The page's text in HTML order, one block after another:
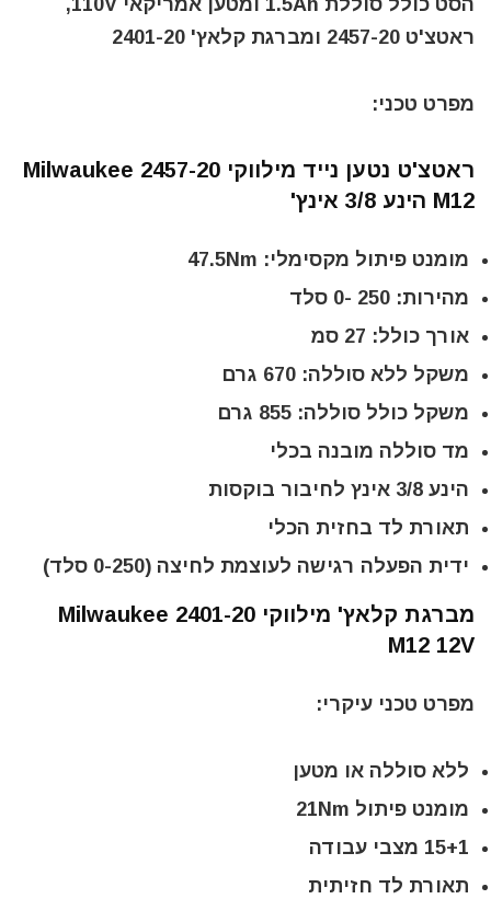
הסט כולל סוללת 1.5Ah ומטען אמריקאי 110V,
ראטצ'ט 2457-20 ומברגת קלאץ' 2401-20
מפרט טכני:
ראטצ'ט נטען נייד מילווקי Milwaukee 2457-20
M12 הינע 3/8 אינץ'
מומנט פיתול מקסימלי: 47.5Nm
מהירות: 250 -0 סלד
אורך כולל: 27 סמ
משקל ללא סוללה: 670 גרם
משקל כולל סוללה: 855 גרם
מד סוללה מובנה בכלי
הינע 3/8 אינץ לחיבור בוקסות
תאורת לד בחזית הכלי
ידית הפעלה רגישה לעוצמת לחיצה (0-250 סלד)
מברגת קלאץ' מילווקי Milwaukee 2401-20
M12 12V
מפרט טכני עיקרי:
ללא סוללה או מטען
מומנט פיתול 21Nm
15+1 מצבי עבודה
תאורת לד חזיתית